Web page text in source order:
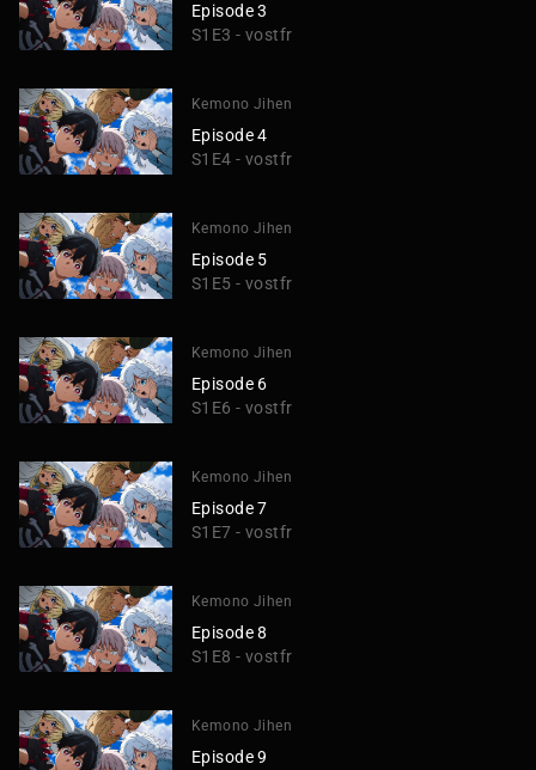
Episode 3
S1E3 - vostfr
Kemono Jihen
Episode 4
S1E4 - vostfr
Kemono Jihen
Episode 5
S1E5 - vostfr
Kemono Jihen
Episode 6
S1E6 - vostfr
Kemono Jihen
Episode 7
S1E7 - vostfr
Kemono Jihen
Episode 8
S1E8 - vostfr
Kemono Jihen
Episode 9